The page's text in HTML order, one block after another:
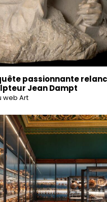
passionnante
Jean Dampt
web Art